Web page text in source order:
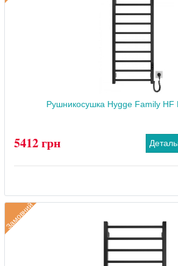
Рушникосушка Hygge Family HF
5412 грн
Замовний